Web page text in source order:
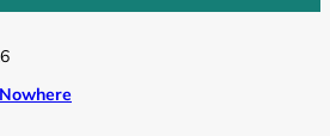
Nowhere